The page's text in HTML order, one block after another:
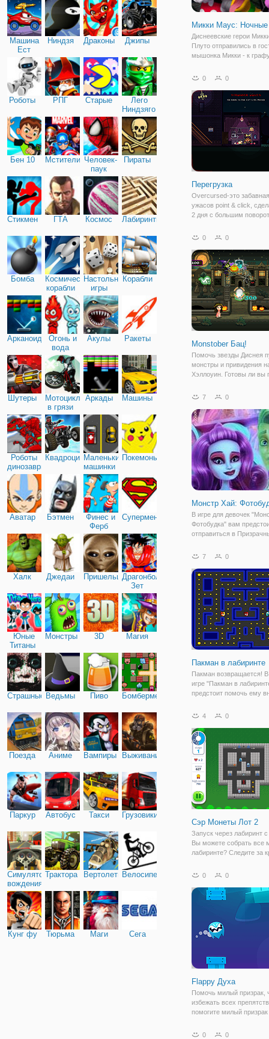
Машина
Ест
Машину
Ниндзя Драконы Джипы
Роботы РПГ Старые
Лего
Ниндзяго
Бен 10 Мстители Человек-
паук
Пираты
Стикмен ГТА Космос Лабиринты
Бомба
Космические
корабли
Настольные
игры
Корабли
Арканоид
Огонь и
вода
Акулы Ракеты
Шутеры
Мотоциклы
в грязи
Аркады Машины
Роботы
динозавры
КвадроциклыМаленькие
машинки
Покемоны
Аватар Бэтмен
Финес и
Ферб
Супермен
Халк Джедаи ПришельцыДрагонболл
Зет
Юные
Титаны
Монстры 3D Магия
Страшные Ведьмы Пиво Бомбермен
Поезда Аниме Вампиры Выживание
Паркур Автобус Такси Грузовики
Симулятор
вождения
Трактора ВертолетыВелосипед
Кунг фу Тюрьма Маги Сега
Микки Маус: Ночные
Диснеевские герои
Плуто отправились в
мышонка Микки - к
стало понятно, что
объясняет, что в
0 0
Перегрузка
Overcursed-это
ужасов point & click,
2 дня с большим
за привидениями,
“Overcursed Inc.” и
0 0
Monstober Бац!
Помочь звезды Диснея
монстры и привидения
Хэллоуин. Готовы ли вы
7
0
Монстр Хай:
В игре для девочек
Фотобудка" вам
отправиться в
Вондергейст. Она
вам нужно превратиться
призрака. Итак, чтобы
7 0
Пакман в лабиринте
Пакман возвращается!
игре "Пакман в
предстоит помочь ему
вашим управлением
собирать все точки в
чтобы
4 0
Сэр Монеты Лот 2
Запуск через лабиринт
Вы можете собрать все
лабиринте? Следите за
чтобы призраки
0 0
Flappy Духа
Помочь милый призрак,
избежать всех
помогите милый
вам много приключений
0 0